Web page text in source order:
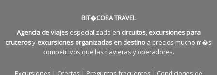
BIT�CORA TRAVEL
Agencia de viajesespecializada en circuitos, excursiones para
crucerosy excursiones organizadas en destino a precios mucho m�s
competitivos que las navieras y operadores.
Excursiones | Ofertas | Preguntas frecuentes | Condiciones de